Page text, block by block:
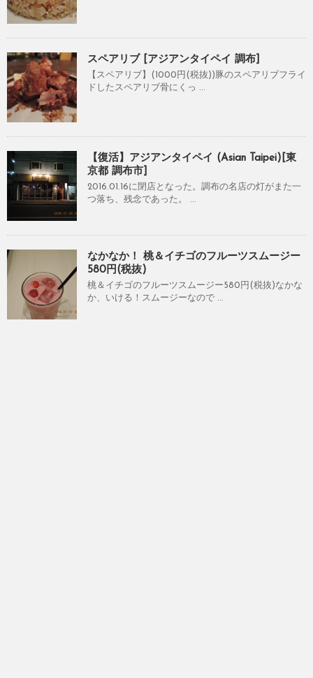
スペアリブ [アジアンタイペイ 調布]
【スペアリブ】(1000円(税抜))豚のスペアリブフライ
ドしたスペアリブ骨にくっ ...
【復活】アジアンタイペイ (Asian Taipei)[東
京都 調布市]
2016.01.16に閉店となった。調布の名店の灯がまた一
つ落ち、残念であった。 ...
なかなか！ 桃＆イチゴのフルーツスムージー
580円(税抜)
桃＆イチゴのフルーツスムージー580円(税抜)なかな
か、いける！スムージーなので ...